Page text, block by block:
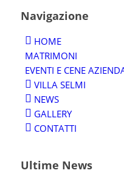
Navigazione
HOME
MATRIMONI
EVENTI E CENE
VILLA SELMI
NEWS
GALLERY
CONTATTI
Ultime News